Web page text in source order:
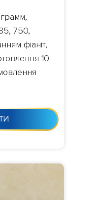
750,
фіаніт,
10-